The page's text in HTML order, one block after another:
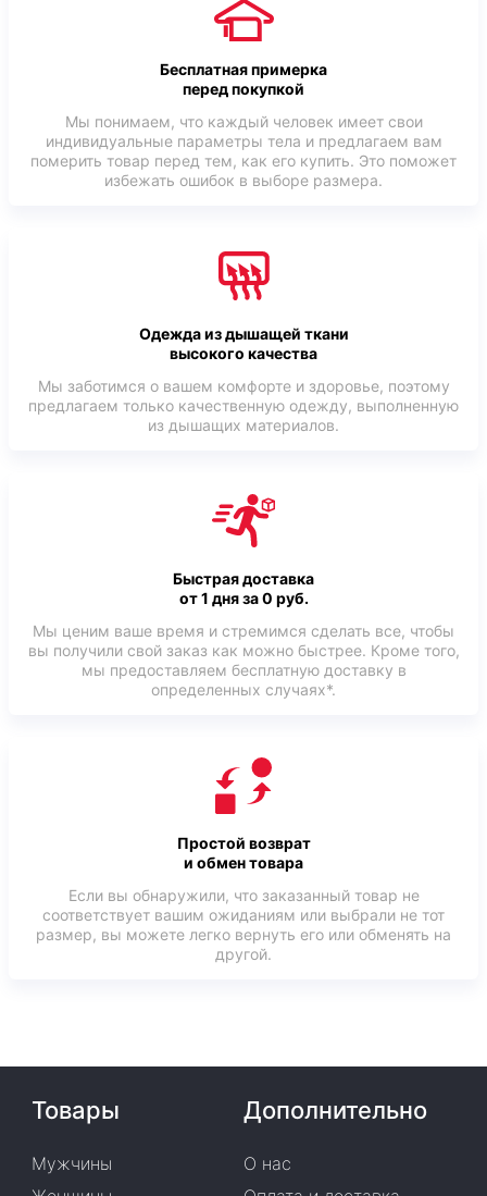
Бесплатная примерка
перед покупкой
Мы понимаем, что каждый человек имеет свои
индивидуальные параметры тела и предлагаем вам
померить товар перед тем, как его купить. Это поможет
избежать ошибок в выборе размера.
Одежда из дышащей ткани
высокого качества
Мы заботимся о вашем комфорте и здоровье, поэтому
предлагаем только качественную одежду, выполненную
из дышащих материалов.
Быстрая доставка
от 1 дня за 0 руб.
Мы ценим ваше время и стремимся сделать все, чтобы
вы получили свой заказ как можно быстрее. Кроме того,
мы предоставляем бесплатную доставку в
определенных случаях*.
Простой возврат
и обмен товара
Если вы обнаружили, что заказанный товар не
соответствует вашим ожиданиям или выбрали не тот
размер, вы можете легко вернуть его или обменять на
другой.
Товары
Мужчины
Дополнительно
О нас